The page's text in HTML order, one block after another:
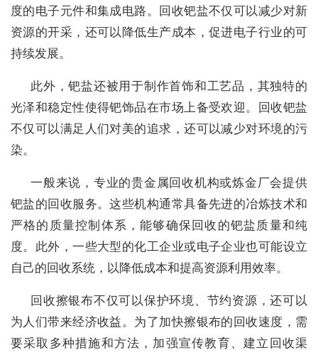
度的电子元件和集成电路。回收钯盐不仅可以减少对新
资源的开采，还可以降低生产成本，促进电子行业的可
持续发展。
此外，钯盐还被用于制作首饰和工艺品，其独特的
光泽和稳定性使得钯饰品在市场上备受欢迎。回收钯盐
不仅可以满足人们对美的追求，还可以减少对环境的污
染。
一般来说，专业的贵金属回收机构或炼金厂会提供
钯盐的回收服务。这些机构通常具备先进的冶炼技术和
严格的质量控制体系，能够确保回收的钯盐质量和纯
度。此外，一些大型的化工企业或电子企业也可能设立
自己的回收系统，以降低成本和提高资源利用效率。
回收擦银布不仅可以保护环境、节约资源，还可以
为人们带来经济收益。为了加快擦银布的回收速度，需
要采取多种措施和方法，加强宣传教育、建立回收渠